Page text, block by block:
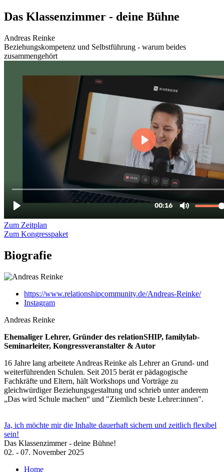
Zum
Inhalt
Das Klassenzimmer - deine Bühne
Andreas Reinke
Beziehungskompetenz und Selbstführung - warum beides
zusammengehört
Zum Zeitplan
Zum Kongresspaket
Biografie
https://www.relationshipcommunity.de/Andreas-Reinke/
Instagram
Andreas Reinke
Ehemaliger Lehrer, Gründer des relationSHIP, familylab-
Seminarleiter, Kongressveranstalter & Autor
16 Jahre lang arbeitete Andreas Reinke als Lehrer an Grund‑ und
weiterführenden Schulen. Seit 2015 berät er pädagogische
Fachkräfte und Eltern, hält Workshops und Vorträge zu
gleichwürdiger Beziehungsgestaltung und schrieb unter anderem
„Das wird Schule machen“ und "Ziemlich beste Lehrer:innen".
Ja, ich möchte mir die Inhalte dauerhaft sichern und zeitlich flexibel
sein!
Das Klassenzimmer - deine Bühne!
02. - 07. November 2025
Home